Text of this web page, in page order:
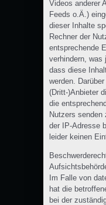
Videos anderer
Feeds o.Ä.)
dieser Inhalte
Rechner der
entsprechende
verhindern, was
dass diese
werden.
(Dritt-)Anbieter
die
Nutzers senden
der IP-Adresse
leider keinen
Im Falle von
hat die
bei der